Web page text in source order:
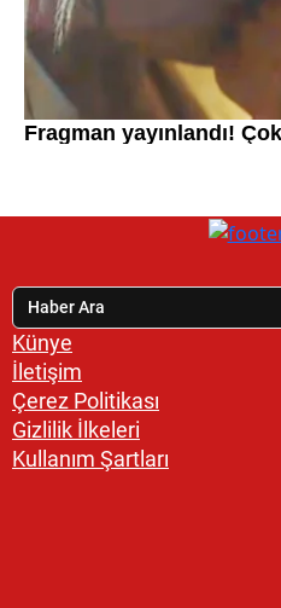
Künye
İletişim
Çerez Politikası
Gizlilik İlkeleri
Kullanım Şartları